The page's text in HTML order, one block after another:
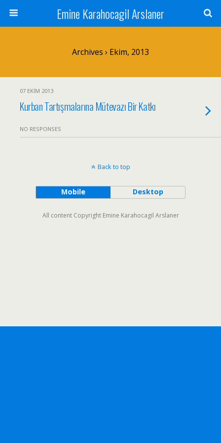
Emine Karahocagil Arslaner
Archives › Ekim, 2013
07 EKIM 2013
Kurban Tartışmalarına Mütevazı Bir Katkı
NO RESPONSES
Back to top
Mobile Desktop
All content Copyright Emine Karahocagil Arslaner